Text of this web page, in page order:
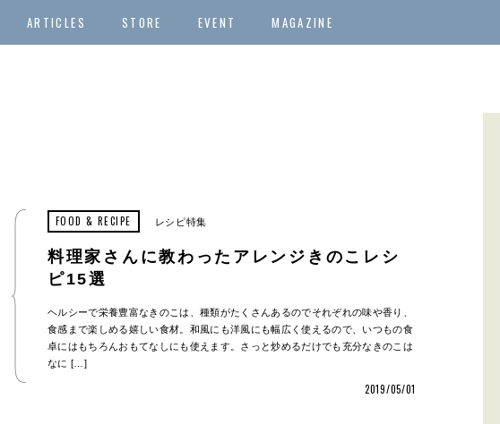
ARTICLES STORE EVENT MAGAZINE
FOOD & RECIPE レシピ特集
料理家さんに教わったアレンジきのこレシ
ピ15選
ヘルシーで栄養豊富なきのこは、種類がたくさんあるのでそれぞれの味や香り、
食感まで楽しめる嬉しい食材。和風にも洋風にも幅広く使えるので、いつもの食
卓にはもちろんおもてなしにも使えます。さっと炒めるだけでも充分なきのこは
なに […]
2019/05/01